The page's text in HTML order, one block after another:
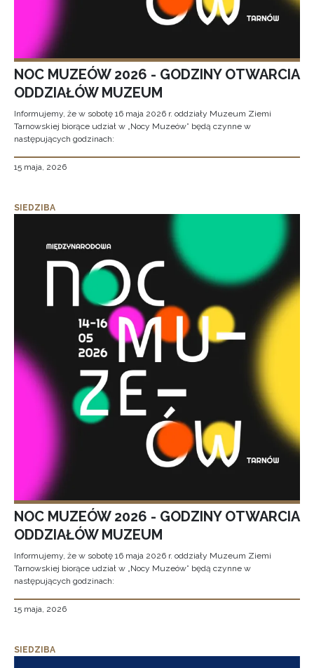
NOC MUZEÓW 2026 - GODZINY OTWARCIA
ODDZIAŁÓW MUZEUM
Informujemy, że w sobotę 16 maja 2026 r. oddziały Muzeum Ziemi
Tarnowskiej biorące udział w „Nocy Muzeów” będą czynne w
następujących godzinach:
15 maja, 2026
SIEDZIBA
NOC MUZEÓW 2026 - GODZINY OTWARCIA
ODDZIAŁÓW MUZEUM
Informujemy, że w sobotę 16 maja 2026 r. oddziały Muzeum Ziemi
Tarnowskiej biorące udział w „Nocy Muzeów” będą czynne w
następujących godzinach:
15 maja, 2026
SIEDZIBA